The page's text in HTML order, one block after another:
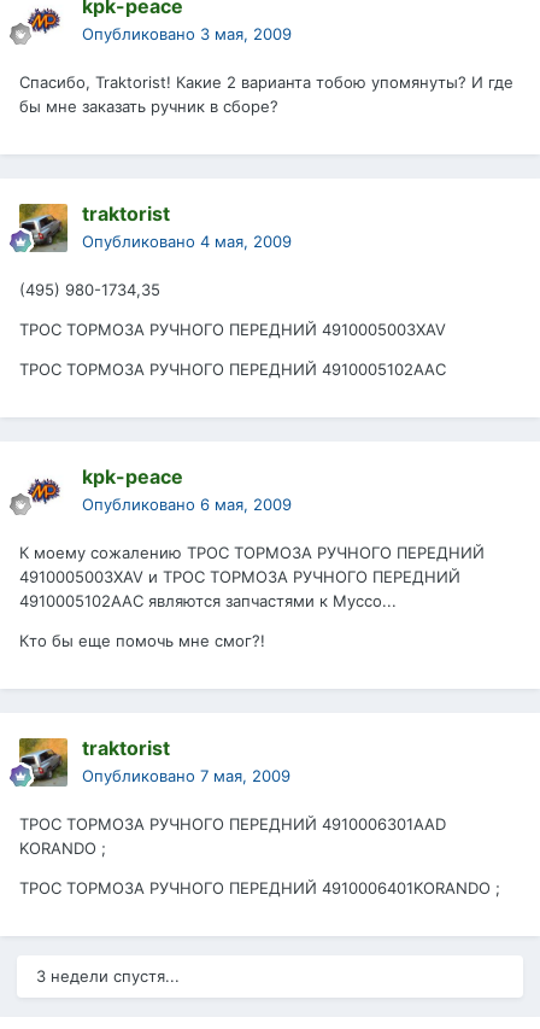
kpk-peace
Опубликовано 3 мая, 2009
Спасибо, Traktorist! Какие 2 варианта тобою упомянуты? И где
бы мне заказать ручник в сборе?
traktorist
Опубликовано 4 мая, 2009
(495) 980-1734,35
ТРОС ТОРМОЗА РУЧНОГО ПЕРЕДНИЙ 4910005003XAV
ТРОС ТОРМОЗА РУЧНОГО ПЕРЕДНИЙ 4910005102AAC
kpk-peace
Опубликовано 6 мая, 2009
К моему сожалению ТРОС ТОРМОЗА РУЧНОГО ПЕРЕДНИЙ
4910005003XAV и ТРОС ТОРМОЗА РУЧНОГО ПЕРЕДНИЙ
4910005102AAC являются запчастями к Муссо...
Кто бы еще помочь мне смог?!
traktorist
Опубликовано 7 мая, 2009
ТРОС ТОРМОЗА РУЧНОГО ПЕРЕДНИЙ 4910006301AAD
KORANDO ;
ТРОС ТОРМОЗА РУЧНОГО ПЕРЕДНИЙ 4910006401KORANDO ;
3 недели спустя...